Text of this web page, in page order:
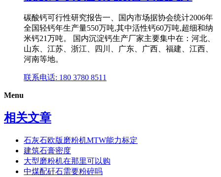
碳酸钙可行性研究报告一、国内市场据协会统计2006年
全国轻钙年生产量550万吨,其中活性钙60万吨,超细和纳
米钙21万吨。 国内沉淀钙生产厂家主要集中在：河北、
山东、江苏、浙江、四川、广东、广西、福建、江西、
河南等地。
联系电话: 180 3780 8511
Menu
相关文章
石灰石欧版磨粉机MTW能力标定
建筑石膏密度
大型磨粉机在那里可以购
中煤配矸石需要粉碎吗